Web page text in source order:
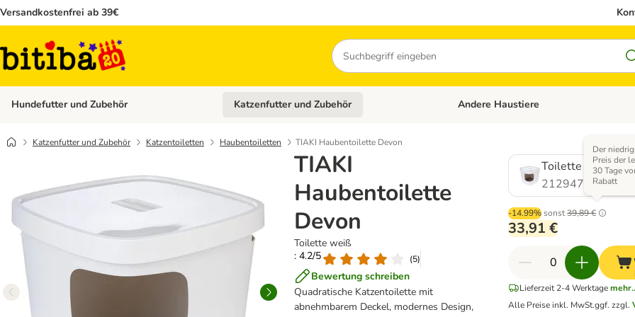
Versandkostenfrei ab 39€
Suchen
Hundefutter und Zubehör Kategorie-Menü öffnen: Hundefutter und Zubehör
Katzenfutter und Zubehör Kategorie-Menü öffnen: Katzenfutter und
Andere Haustiere
Katzenfutter und Zubehör Katzentoiletten Haubentoiletten TIAKI Haubentoilette Devon
TIAKI
Haubentoilette
Devon
Toilette weiß
: 4.2/5
(5)
Bewertung schreiben
Quadratische Katzentoilette mit
abnehmbarem Deckel, modernes Design,
Toilette weiß
2129477.0
-14.99%sonst39,89 €
Der
Preis der
30 Tage
Rabatt
33,91 €
Lieferzeit 2-4 Werktage
Alle Preise inkl. MwSt.ggf. zzgl.